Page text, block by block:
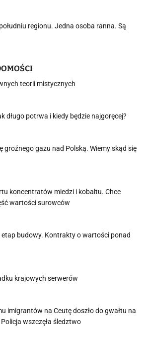
regionu. Jedna osoba ranna. Są
teorii mistycznych
długo potrwa i kiedy będzie najgoręcej?
groźnego gazu nad Polską. Wiemy skąd się
koncentratów miedzi i kobaltu. Chce
wartości surowców
budowy. Kontrakty o wartości ponad
krajowych serwerów
imigrantów na Ceutę doszło do gwałtu na
wszczęła śledztwo